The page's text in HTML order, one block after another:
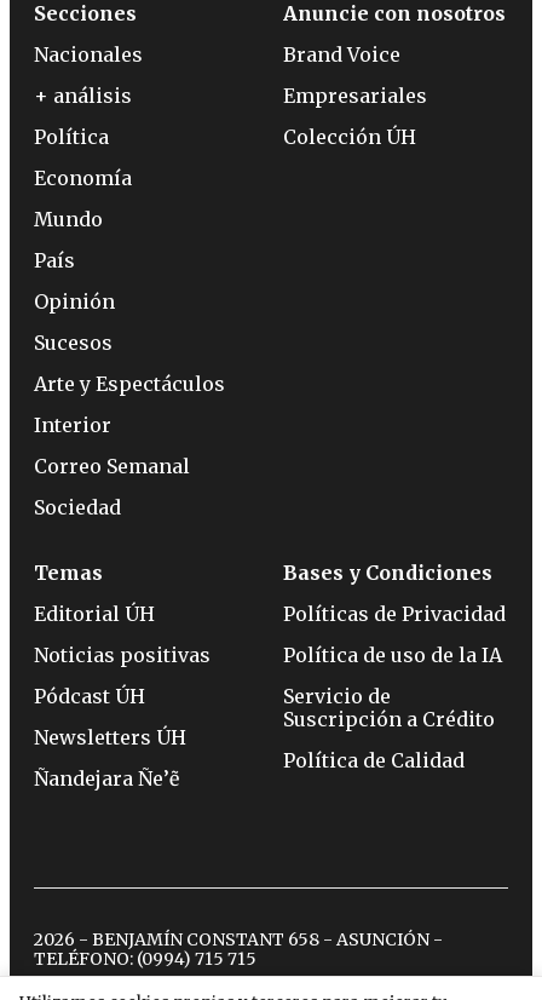
Secciones
Nacionales
+ análisis
Política
Economía
Mundo
País
Opinión
Sucesos
Arte y Espectáculos
Interior
Correo Semanal
Sociedad
Anuncie con nosotros
Brand Voice
Empresariales
Colección ÚH
Temas
Editorial ÚH
Noticias positivas
Pódcast ÚH
Newsletters ÚH
Ñandejara Ñe’ẽ
Bases y Condiciones
Políticas de Privacidad
Política de uso de la IA
Servicio de
Suscripción a Crédito
Política de Calidad
2026 - BENJAMÍN CONSTANT 658 - ASUNCIÓN -
TELÉFONO: (0994) 715 715